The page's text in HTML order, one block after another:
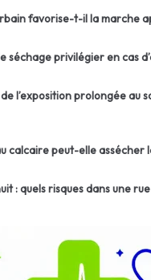
favorise-t-il la marche
séchage privilégier en cas
l’exposition prolongée au
calcaire peut-elle assécher
: quels risques dans une